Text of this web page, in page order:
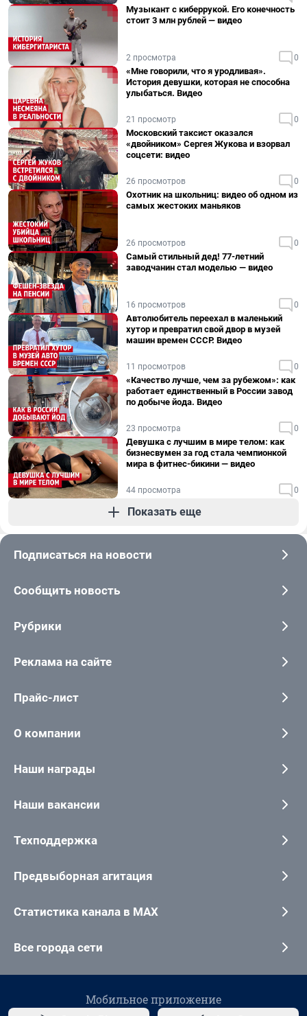
Музыкант с киберрукой. Его конечность
стоит 3 млн рублей — видео
2 просмотра 0
«Мне говорили, что я уродливая».
История девушки, которая не способна
улыбаться. Видео
21 просмотр 0
Московский таксист оказался
«двойником» Сергея Жукова и взорвал
соцсети: видео
26 просмотров 0
Охотник на школьниц: видео об одном из
самых жестоких маньяков
26 просмотров 0
Самый стильный дед! 77-летний
заводчанин стал моделью — видео
16 просмотров 0
Автолюбитель переехал в маленький
хутор и превратил свой двор в музей
машин времен СССР. Видео
11 просмотров 0
«Качество лучше, чем за рубежом»: как
работает единственный в России завод
по добыче йода. Видео
23 просмотра 0
Девушка с лучшим в мире телом: как
бизнесвумен за год стала чемпионкой
мира в фитнес-бикини — видео
44 просмотра 0
Показать еще
Подписаться на новости
Сообщить новость
Рубрики
Реклама на сайте
Прайс-лист
О компании
Наши награды
Наши вакансии
Техподдержка
Предвыборная агитация
Статистика канала в MAX
Все города сети
Мобильное приложение